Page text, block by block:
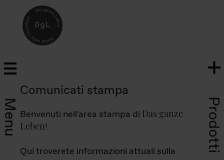
Menu Prodotti
Comunicati stampa
Benvenuti nell'area stampa di Das ganze
Leben!
Qui troverete informazioni attuali sulla